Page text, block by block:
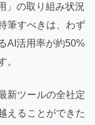
」の取り組み状況
筆すべきは、わず
AI活用率が約50%
。
新ツールの全社定
えることができた